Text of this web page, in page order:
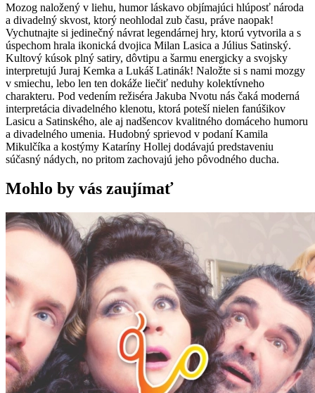
Mozog naložený v liehu, humor láskavo objímajúci hlúposť národa
a divadelný skvost, ktorý neohlodal zub času, práve naopak!
Vychutnajte si jedinečný návrat legendárnej hry, ktorú vytvorila a s
úspechom hrala ikonická dvojica Milan Lasica a Július Satinský.
Kultový kúsok plný satiry, dôvtipu a šarmu energicky a svojsky
interpretujú Juraj Kemka a Lukáš Latinák! Naložte si s nami mozgy
v smiechu, lebo len ten dokáže liečiť neduhy kolektívneho
charakteru. Pod vedením režiséra Jakuba Nvotu nás čaká moderná
interpretácia divadelného klenotu, ktorá poteší nielen fanúšikov
Lasicu a Satinského, ale aj nadšencov kvalitného domáceho humoru
a divadelného umenia. Hudobný sprievod v podaní Kamila
Mikulčíka a kostýmy Kataríny Hollej dodávajú predstaveniu
súčasný nádych, no pritom zachovajú jeho pôvodného ducha.
Mohlo by vás zaujímať